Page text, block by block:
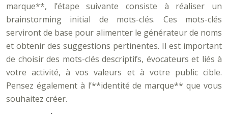
marque**, l’étape suivante consiste à réaliser un
brainstorming initial de mots-clés. Ces mots-clés
serviront de base pour alimenter le générateur de noms
et obtenir des suggestions pertinentes. Il est important
de choisir des mots-clés descriptifs, évocateurs et liés à
votre activité, à vos valeurs et à votre public cible.
Pensez également à l’**identité de marque** que vous
souhaitez créer.